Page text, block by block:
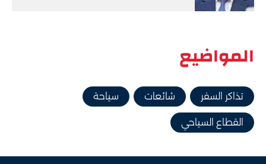
المواضيع
تذاكر السفر شائعات سياحة
القطاع السياحي